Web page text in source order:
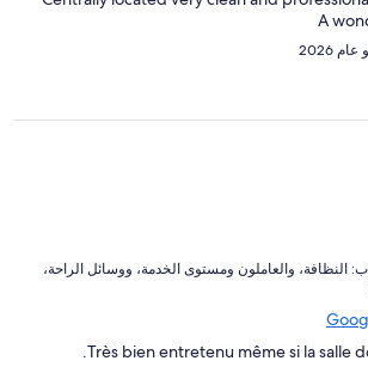
A
عناصر نالت الإعجاب: ⁦النظافة⁩، و⁦العاملون ومستوى الخدمة⁩، و⁦وسائل الراحة⁩،
Très bien entretenu même si la salle